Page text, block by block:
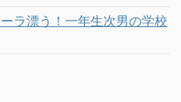
ラ漂う！一年生次男の学校